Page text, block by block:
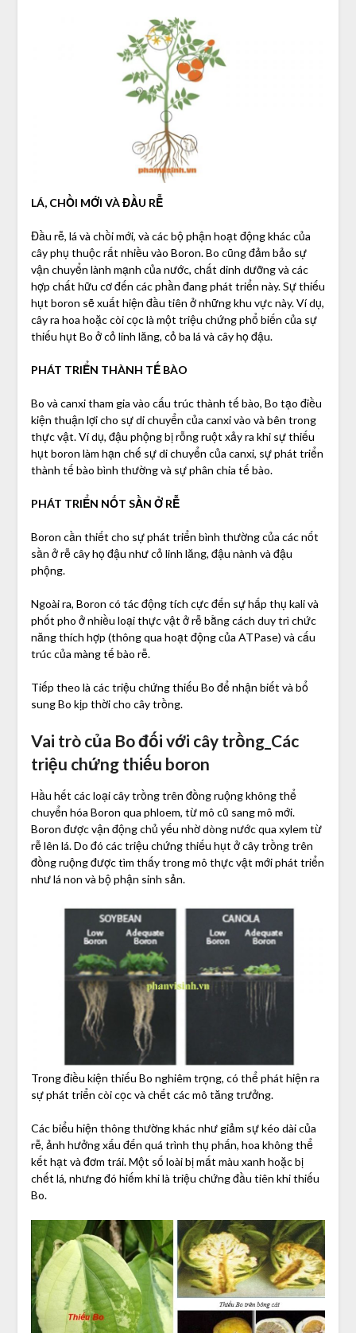
LÁ, CHỒI MỚI VÀ ĐẦU RỄ
Đầu rễ, lá và chồi mới, và các bộ phận hoạt động khác của
cây phụ thuộc rất nhiều vào Boron. Bo cũng đảm bảo sự
vận chuyển lành mạnh của nước, chất dinh dưỡng và các
hợp chất hữu cơ đến các phần đang phát triển này. Sự thiếu
hụt boron sẽ xuất hiện đầu tiên ở những khu vực này. Ví dụ,
cây ra hoa hoặc còi cọc là một triệu chứng phổ biến của sự
thiếu hụt Bo ở cỏ linh lăng, cỏ ba lá và cây họ đậu.
PHÁT TRIỂN THÀNH TẾ BÀO
Bo và canxi tham gia vào cấu trúc thành tế bào, Bo tạo điều
kiện thuận lợi cho sự di chuyển của canxi vào và bên trong
thực vật. Ví dụ, đậu phộng bị rỗng ruột xảy ra khi sự thiếu
hụt boron làm hạn chế sự di chuyển của canxi, sự phát triển
thành tế bào bình thường và sự phân chia tế bào.
PHÁT TRIỂN NỐT SẦN Ở RỄ
Boron cần thiết cho sự phát triển bình thường của các nốt
sần ở rễ cây họ đậu như cỏ linh lăng, đậu nành và đậu
phộng.
Ngoài ra, Boron có tác động tích cực đến sự hấp thụ kali và
phốt pho ở nhiều loại thực vật ở rễ bằng cách duy trì chức
năng thích hợp (thông qua hoạt động của ATPase) và cấu
trúc của màng tế bào rễ.
Tiếp theo là các triệu chứng thiếu Bo để nhận biết và bổ
sung Bo kịp thời cho cây trồng.
Vai trò của Bo đối với cây trồng_Các
triệu chứng thiếu boron
Hầu hết các loại cây trồng trên đồng ruộng không thể
chuyển hóa Boron qua phloem, từ mô cũ sang mô mới.
Boron được vận động chủ yếu nhờ dòng nước qua xylem từ
rễ lên lá. Do đó các triệu chứng thiếu hụt ở cây trồng trên
đồng ruộng được tìm thấy trong mô thực vật mới phát triển
như lá non và bộ phận sinh sản.
Trong điều kiện thiếu Bo nghiêm trọng, có thể phát hiện ra
sự phát triển còi cọc và chết các mô tăng trưởng.
Các biểu hiện thông thường khác như giảm sự kéo dài của
rễ, ảnh hưởng xấu đến quá trình thụ phấn, hoa không thể
kết hạt và đơm trái. Một số loài bị mất màu xanh hoặc bị
chết lá, nhưng đó hiếm khi là triệu chứng đầu tiên khi thiếu
Bo.